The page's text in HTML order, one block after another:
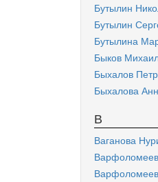
Бутылин
Бутылин
Бутылина
Быков
Быхалов
Быхалова
В
Ваганова